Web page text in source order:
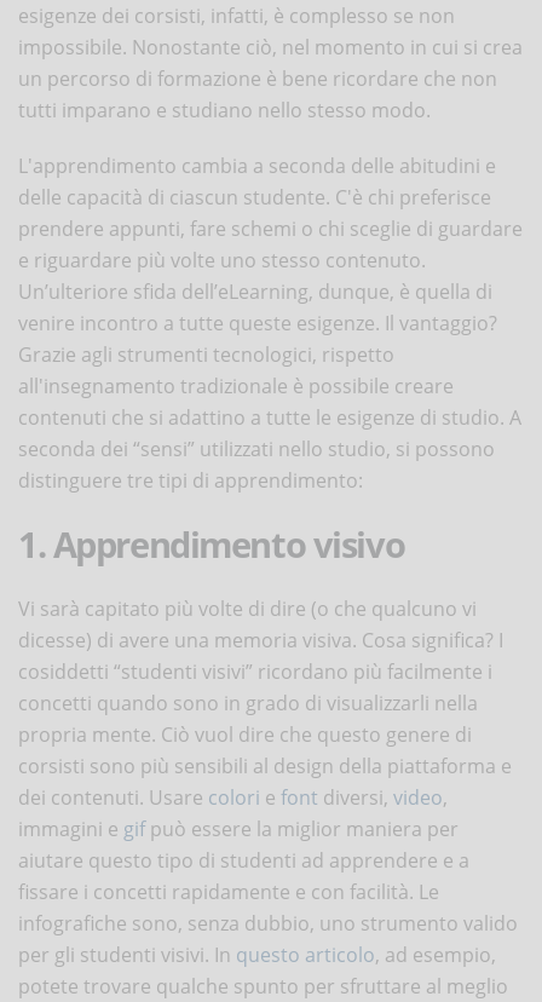
esigenze dei corsisti, infatti, è complesso se non
impossibile. Nonostante ciò, nel momento in cui si crea
un percorso di formazione è bene ricordare che non
tutti imparano e studiano nello stesso modo.
L'apprendimento cambia a seconda delle abitudini e
delle capacità di ciascun studente. C'è chi preferisce
prendere appunti, fare schemi o chi sceglie di guardare
e riguardare più volte uno stesso contenuto.
Un’ulteriore sfida dell’eLearning, dunque, è quella di
venire incontro a tutte queste esigenze. Il vantaggio?
Grazie agli strumenti tecnologici, rispetto
all'insegnamento tradizionale è possibile creare
contenuti che si adattino a tutte le esigenze di studio. A
seconda dei “sensi” utilizzati nello studio, si possono
distinguere tre tipi di apprendimento:
1. Apprendimento visivo
Vi sarà capitato più volte di dire (o che qualcuno vi
dicesse) di avere una memoria visiva. Cosa significa? I
cosiddetti “studenti visivi” ricordano più facilmente i
concetti quando sono in grado di visualizzarli nella
propria mente. Ciò vuol dire che questo genere di
corsisti sono più sensibili al design della piattaforma e
dei contenuti. Usare colori e font diversi, video,
immagini e gifpuò essere la miglior maniera per
aiutare questo tipo di studenti ad apprendere e a
fissare i concetti rapidamente e con facilità. Le
infografiche sono, senza dubbio, uno strumento valido
per gli studenti visivi. In questo articolo, ad esempio,
potete trovare qualche spunto per sfruttare al meglio